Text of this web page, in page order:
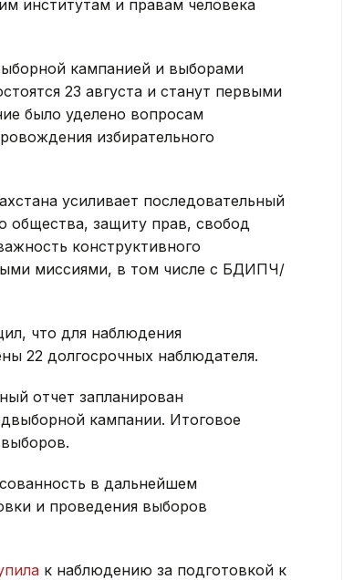
институтам и правам человека
кампанией и выборами
23 августа и станут первыми
было уделено вопросам
избирательного
усиливает последовательный
общества, защиту прав, свобод
конструктивного
миссиями, в том числе с БДИПЧ/
что для наблюдения
22 долгосрочных наблюдателя.
отчет запланирован
кампании. Итоговое
в дальнейшем
и проведения выборов
к наблюдению за подготовкой к